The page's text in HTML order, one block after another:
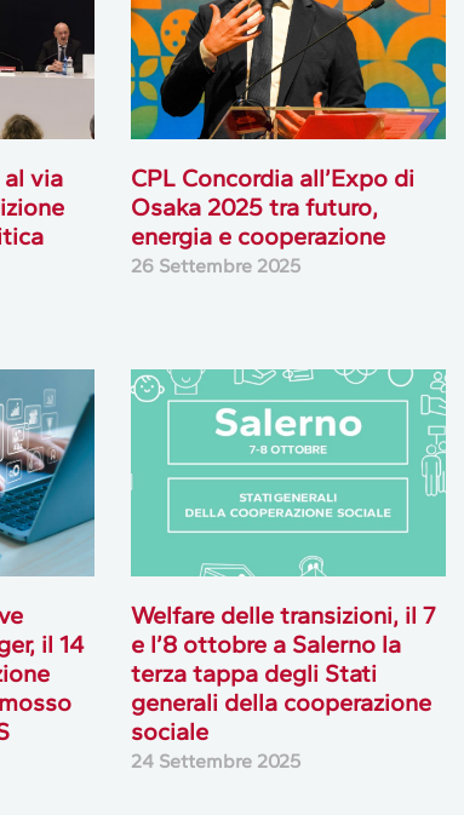
al via
CPL Concordia all’Expo di
Osaka 2025 tra futuro,
energia e cooperazione
26 Settembre 2025
il 14
Welfare delle transizioni, il 7
e l’8 ottobre a Salerno la
terza tappa degli Stati
generali della cooperazione
sociale
24 Settembre 2025